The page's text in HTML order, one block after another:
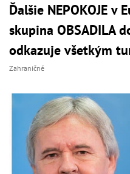
Ďalšie NEPOKOJE v
skupina OBSADILA
odkazuje všetkým
Zahraničné